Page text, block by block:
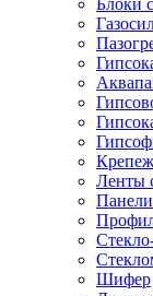
Ленты
Шифер